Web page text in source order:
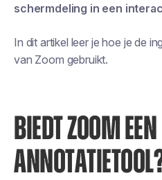
schermdeling in een
In dit artikel leer je hoe je de
van Zoom gebruikt.
BIEDT ZOOM